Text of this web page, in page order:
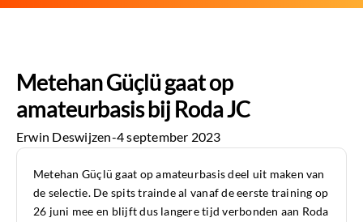
Metehan Güçlü gaat op
amateurbasis bij Roda JC
Erwin Deswijzen-4 september 2023
Metehan Güçlü gaat op amateurbasis deel uit maken van
de selectie. De spits trainde al vanaf de eerste training op
26 juni mee en blijft dus langere tijd verbonden aan Roda